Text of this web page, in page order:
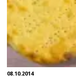
08.10.2014